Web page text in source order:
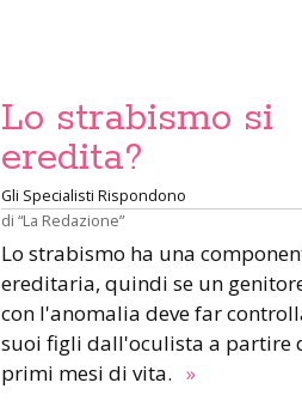
Lo strabismo si
eredita?
Gli Specialisti Rispondono
di “La Redazione”
Lo strabismo ha una
ereditaria, quindi se un
con l'anomalia deve far
suoi figli dall'oculista a partire
primi mesi di vita. »